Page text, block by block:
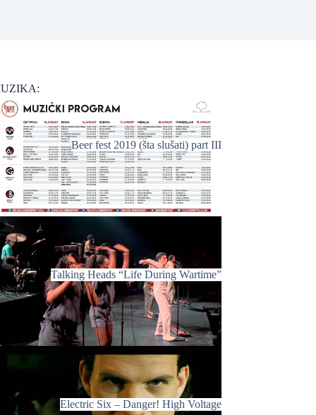
Beer fest 2019 (šta slušati) part III
Talking Heads “Life During Wartime”
Electric Six – Danger! High Voltage